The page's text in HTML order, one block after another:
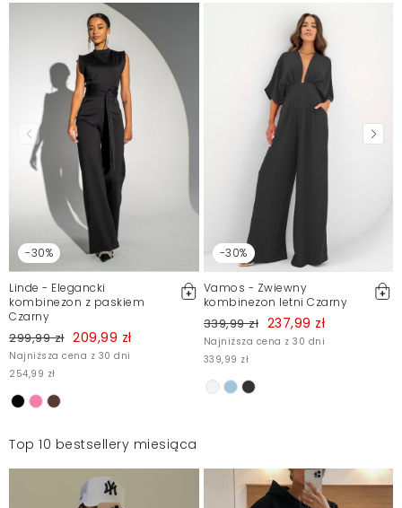
-30%
Linde - Elegancki
kombinezon z paskiem
Czarny
299,99 zł 209,99 zł
Najniższa cena z 30 dni
254,99 zł
-30%
Vamos - Zwiewny
kombinezon letni Czarny
339,99 zł 237,99 zł
Najniższa cena z 30 dni
339,99 zł
Top 10 bestsellery miesiąca